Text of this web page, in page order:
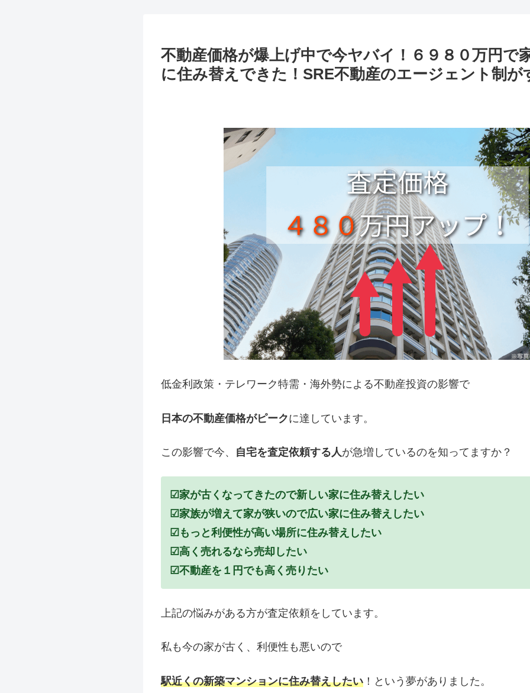
不動産価格が爆上げ中で今ヤバイ！６９８０万円で
に住み替えできた！SRE不動産のエージェント制が
低金利政策・テレワーク特需・海外勢による不動産投資の影響で
日本の不動産価格がピークに達しています。
この影響で今、 自宅を査定依頼する人が急増しているのを知ってますか？
☑家が古くなってきたので新しい家に住み替えしたい
☑家族が増えて家が狭いので広い家に住み替えしたい
☑もっと利便性が高い場所に住み替えしたい
☑高く売れるなら売却したい
☑不動産を１円でも高く売りたい
上記の悩みがある方が査定依頼をしています。
私も今の家が古く、利便性も悪いので
駅近くの新築マンションに住み替えしたい ！という夢がありました。